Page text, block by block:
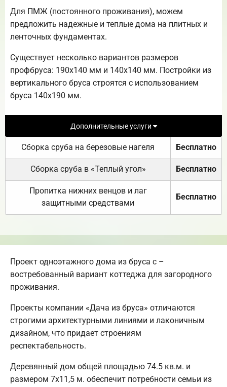
Для ПМЖ (постоянного проживания), можем
предложить надежные и теплые дома на плитных и
ленточных фундаментах.
Существует несколько вариантов размеров
профбруса: 190х140 мм и 140х140 мм. Постройки из
вертикального бруса строятся с использованием
бруса 140х190 мм.
Дополнительные услуги
Сборка сруба на березовые нагеля Бесплатно
Сборка сруба в «Теплый угол» Бесплатно
Пропитка нижних венцов и лаг
защитными средствами
Бесплатно
Проект одноэтажного дома из бруса с –
востребованный вариант коттеджа для загородного
проживания.
Проекты компании «Дача из бруса» отличаются
строгими архитектурными линиями и лаконичным
дизайном, что придает строениям
респектабельность.
Деревянный дом общей площадью 74.5 кв.м. и
размером 7х11,5 м. обеспечит потребности семьи из